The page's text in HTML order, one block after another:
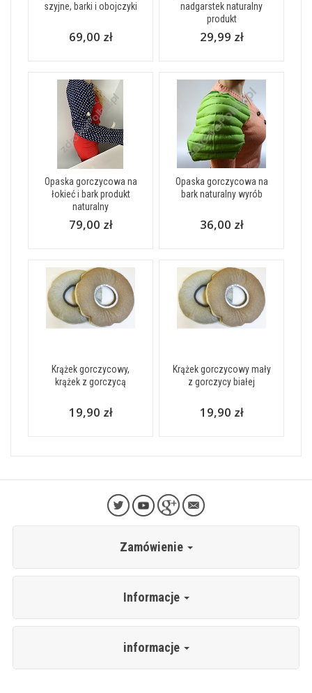
szyjne, barki i obojczyki
69,00 zł
nadgarstek naturalny
produkt
29,99 zł
Opaska gorczycowa na
łokieć i bark produkt
naturalny
79,00 zł
Opaska gorczycowa na
bark naturalny wyrób
36,00 zł
Krążek gorczycowy,
krążek z gorczycą
19,90 zł
Krążek gorczycowy mały
z gorczycy białej
19,90 zł
Zamówienie
Informacje
informacje